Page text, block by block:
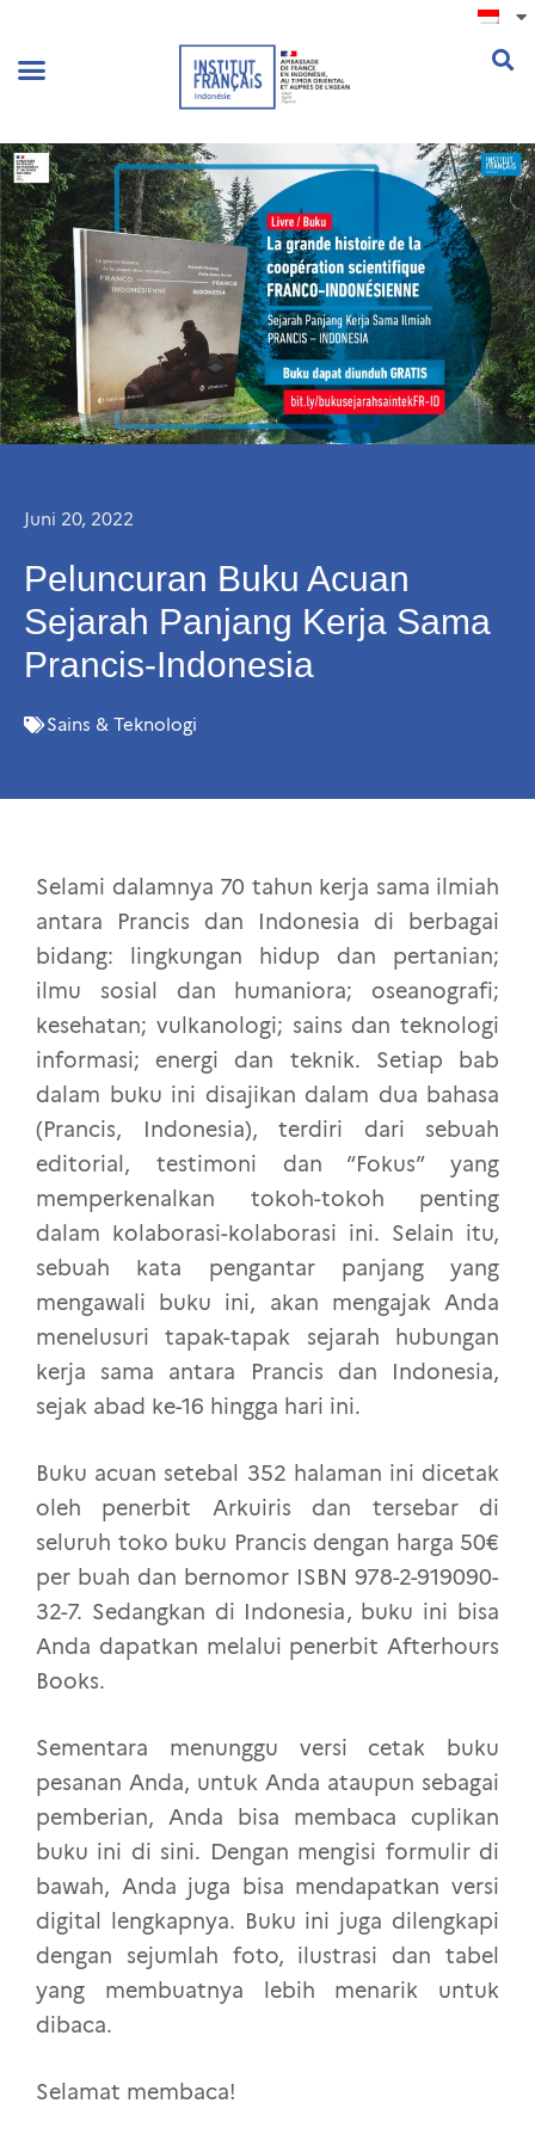
Juni 20, 2022
Peluncuran Buku Acuan
Sejarah Panjang Kerja Sama
Prancis-Indonesia
Sains & Teknologi
Selami dalamnya 70 tahun kerja sama ilmiah
antara Prancis dan Indonesia di berbagai
bidang: lingkungan hidup dan pertanian;
ilmu sosial dan humaniora; oseanografi;
kesehatan; vulkanologi; sains dan teknologi
informasi; energi dan teknik. Setiap bab
dalam buku ini disajikan dalam dua bahasa
(Prancis, Indonesia), terdiri dari sebuah
editorial, testimoni dan “Fokus” yang
memperkenalkan tokoh-tokoh penting
dalam kolaborasi-kolaborasi ini. Selain itu,
sebuah kata pengantar panjang yang
mengawali buku ini, akan mengajak Anda
menelusuri tapak-tapak sejarah hubungan
kerja sama antara Prancis dan Indonesia,
sejak abad ke-16 hingga hari ini.
Buku acuan setebal 352 halaman ini dicetak
oleh penerbit Arkuiris dan tersebar di
seluruh toko buku Prancis dengan harga 50€
per buah dan bernomor ISBN 978-2-919090-
32-7. Sedangkan di Indonesia, buku ini bisa
Anda dapatkan melalui penerbit Afterhours
Books.
Sementara menunggu versi cetak buku
pesanan Anda, untuk Anda ataupun sebagai
pemberian, Anda bisa membaca cuplikan
buku ini di sini. Dengan mengisi formulir di
bawah, Anda juga bisa mendapatkan versi
digital lengkapnya. Buku ini juga dilengkapi
dengan sejumlah foto, ilustrasi dan tabel
yang membuatnya lebih menarik untuk
dibaca.
Selamat membaca!